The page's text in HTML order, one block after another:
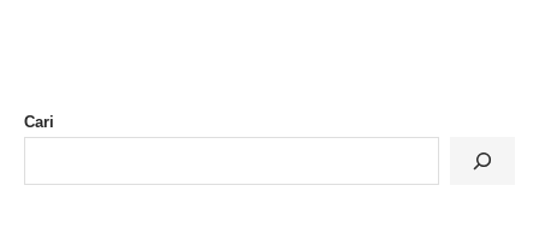
Cari